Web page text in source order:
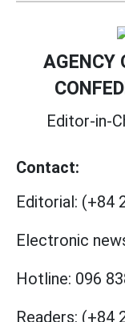
AGENCY
Editor-in-
Contact:
Editorial: (+84
Electronic
Hotline: 096
Readers: (+84